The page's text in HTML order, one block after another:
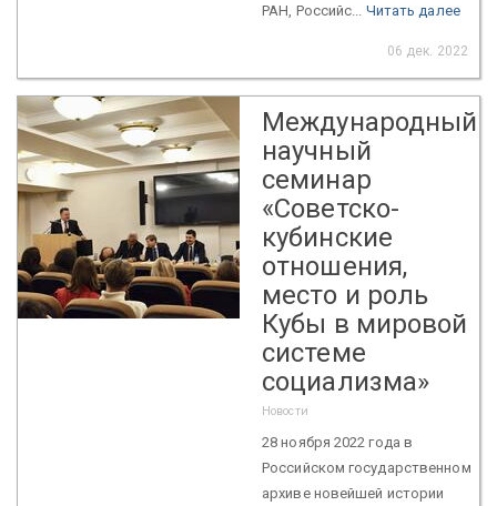
РАН, Российс... Читать далее
06 дек. 2022
Международный
научный
семинар
«Советско-
кубинские
отношения,
место и роль
Кубы в мировой
системе
социализма»
Новости
28 ноября 2022 года в
Российском государственном
архиве новейшей истории